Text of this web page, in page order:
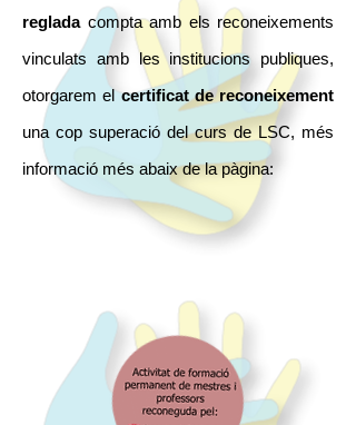
regladacompta amb els reconeixements
vinculats amb les institucions publiques,
otorgarem elcertificat de reconeixement
una cop superació del curs de LSC, més
informació més abaix de la pàgina: